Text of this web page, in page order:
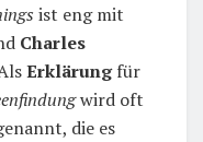
ist eng mit
Charles
Erklärungfür
wird oft
die es